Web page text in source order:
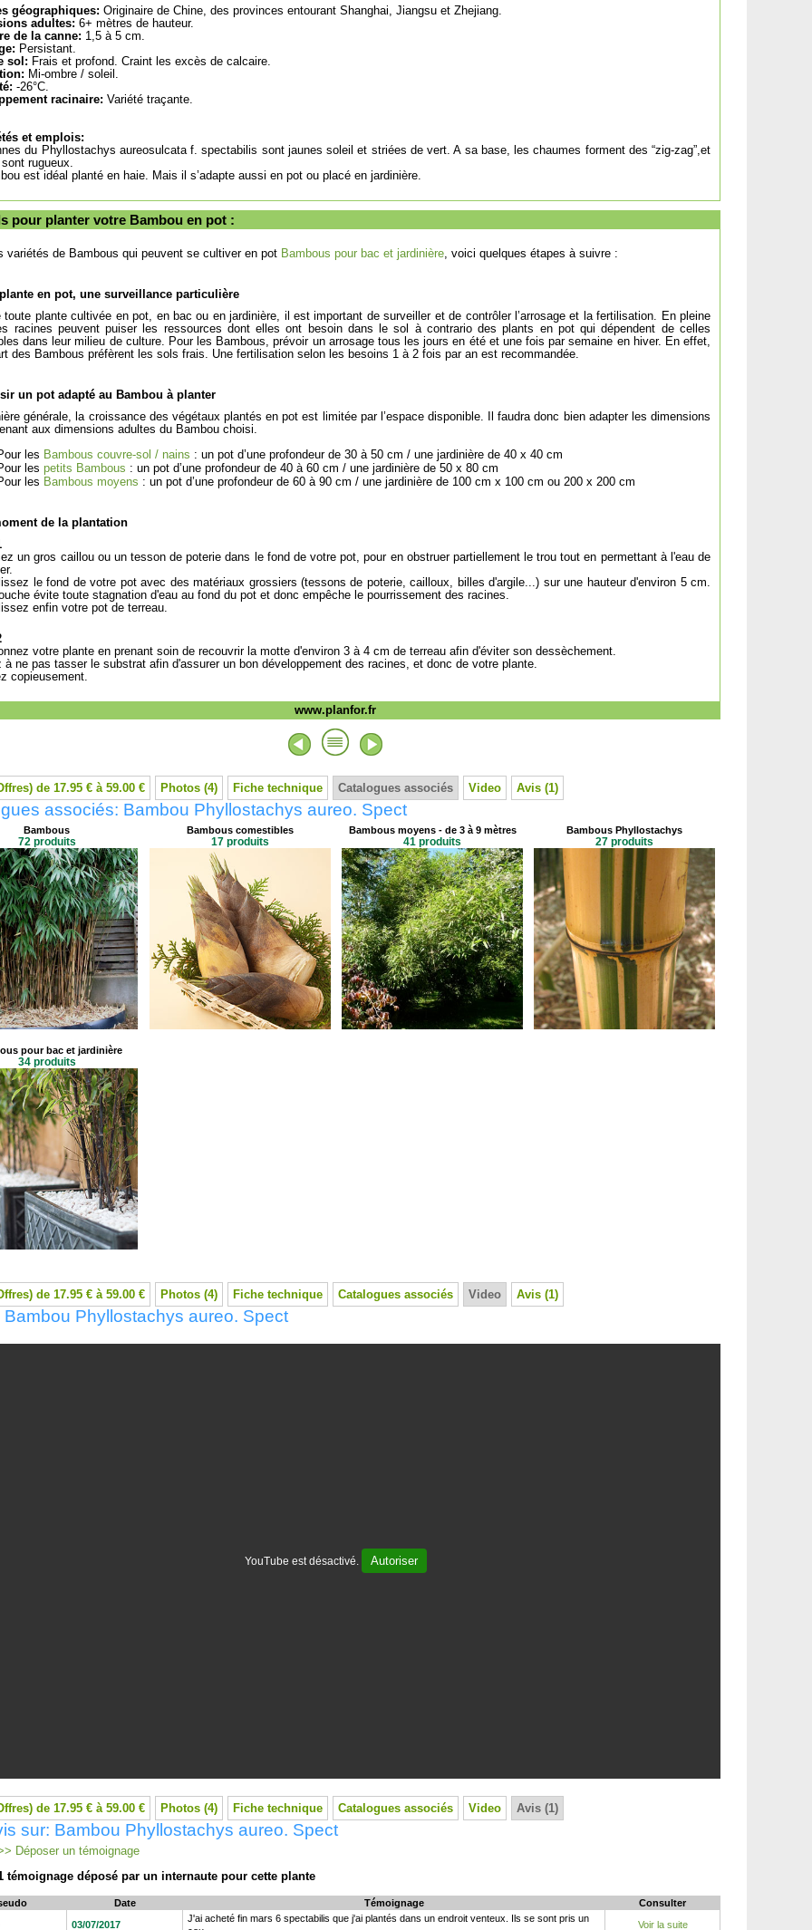
géographiques: Originaire de Chine, des provinces entourant Shanghai, Jiangsu et Zhejiang.
adultes: 6+ mètres de hauteur.
de la canne: 1,5 à 5 cm.
Persistant.
sol: Frais et profond. Craint les excès de calcaire.
Mi-ombre / soleil.
-26°C.
racinaire: Variété traçante.
et emplois:
du Phyllostachys aureosulcata f. spectabilis sont jaunes soleil et striées de vert. A sa base, les chaumes forment des “zig-zag”,et
rugueux.
est idéal planté en haie. Mais il s’adapte aussi en pot ou placé en jardinière.
pour planter votre Bambou en pot :
variétés de Bambous qui peuvent se cultiver en pot Bambous pour bac et jardinière, voici quelques étapes à suivre :
en pot, une surveillance particulière
toute plante cultivée en pot, en bac ou en jardinière, il est important de surveiller et de contrôler l’arrosage et la fertilisation. En pleine
racines peuvent puiser les ressources dont elles ont besoin dans le sol à contrario des plants en pot qui dépendent de celles
dans leur milieu de culture. Pour les Bambous, prévoir un arrosage tous les jours en été et une fois par semaine en hiver. En effet,
des Bambous préfèrent les sols frais. Une fertilisation selon les besoins 1 à 2 fois par an est recommandée.
un pot adapté au Bambou à planter
générale, la croissance des végétaux plantés en pot est limitée par l’espace disponible. Il faudra donc bien adapter les dimensions
aux dimensions adultes du Bambou choisi.
les Bambous couvre-sol / nains : un pot d’une profondeur de 30 à 50 cm / une jardinière de 40 x 40 cm
les petits Bambous : un pot d’une profondeur de 40 à 60 cm / une jardinière de 50 x 80 cm
les Bambous moyens : un pot d’une profondeur de 60 à 90 cm / une jardinière de 100 cm x 100 cm ou 200 x 200 cm
de la plantation
un gros caillou ou un tesson de poterie dans le fond de votre pot, pour en obstruer partiellement le trou tout en permettant à l'eau de
le fond de votre pot avec des matériaux grossiers (tessons de poterie, cailloux, billes d'argile...) sur une hauteur d'environ 5 cm.
évite toute stagnation d'eau au fond du pot et donc empêche le pourrissement des racines.
enfin votre pot de terreau.
votre plante en prenant soin de recouvrir la motte d'environ 3 à 4 cm de terreau afin d'éviter son dessèchement.
à ne pas tasser le substrat afin d'assurer un bon développement des racines, et donc de votre plante.
copieusement.
www.planfor.fr
de 17.95 € à 59.00 € Photos (4) Fiche technique Catalogues associés Video Avis (1)
associés: Bambou Phyllostachys aureo. Spect
Bambous
72 produits
Bambous comestibles
17 produits
Bambous moyens - de 3 à 9 mètres
41 produits
Bambous Phyllostachys
27 produits
pour bac et jardinière
34 produits
de 17.95 € à 59.00 € Photos (4) Fiche technique Catalogues associés Video Avis (1)
Bambou Phyllostachys aureo. Spect
YouTube est désactivé. Autoriser
de 17.95 € à 59.00 € Photos (4) Fiche technique Catalogues associés Video Avis (1)
sur: Bambou Phyllostachys aureo. Spect
Déposer un témoignage
témoignage déposé par un internaute pour cette plante
Date Témoignage
Consulter
03/07/2017
J'ai acheté fin mars 6 spectabilis que j'ai plantés dans un endroit venteux. Ils se sont pris un
Voir la suite